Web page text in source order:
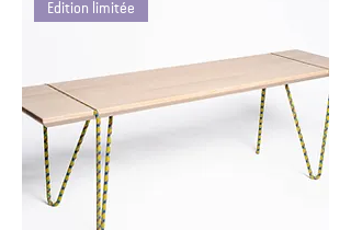
Edition limitée